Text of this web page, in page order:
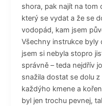
shora, pak najít na tom
který se vydat a že se
vodopád, kam jsem
Všechny instrukce byly
jsem si nebyla stopro
správně – teda nejdřív
snažila dostat se dolu
každýho kmene a
byl jen trochu pevnej,